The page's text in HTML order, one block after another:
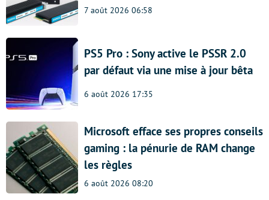
7 août 2026 06:58
PS5 Pro : Sony active le PSSR 2.0
par défaut via une mise à jour bêta
6 août 2026 17:35
Microsoft efface ses propres conseils
gaming : la pénurie de RAM change
les règles
6 août 2026 08:20